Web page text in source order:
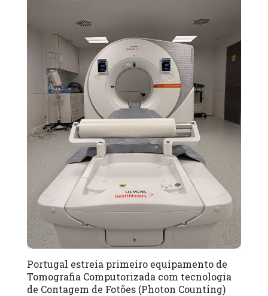
Portugal estreia primeiro equipamento de
Tomografia Computorizada com tecnologia
de Contagem de Fotões (Photon Counting)